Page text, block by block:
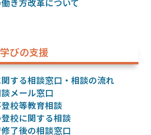
き方改革について
びの支援
する相談窓口・相談の流れ
メール窓口
校等教育相談
校に関する相談
了後の相談窓口